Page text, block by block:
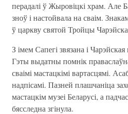
перадалі ў Жыровіцкі храм. Але
зноў і настойвала на сваім.
ў царкву святой Тройцы
З імем Сапегі звязана і
Гэты выдатны помнік
сваімі мастацкімі вартасцямі.
надпісамі. Пазней плашчаніца
мастацкім музеі Беларусі, а
бясследна згінула.